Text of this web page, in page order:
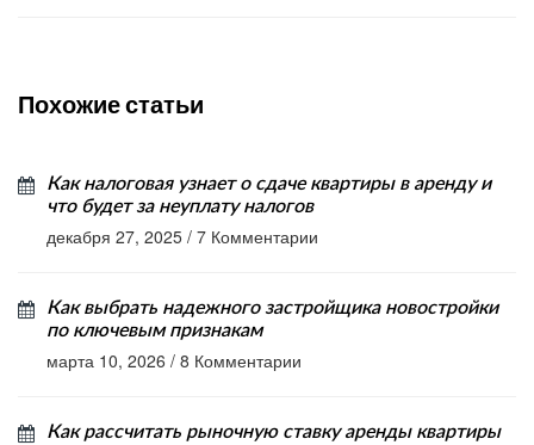
Похожие статьи
Как налоговая узнает о сдаче квартиры в аренду и
что будет за неуплату налогов
декабря 27, 2025 / 7 Комментарии
Как выбрать надежного застройщика новостройки
по ключевым признакам
марта 10, 2026 / 8 Комментарии
Как рассчитать рыночную ставку аренды квартиры